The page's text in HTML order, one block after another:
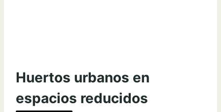
Huertos urbanos en
espacios reducidos